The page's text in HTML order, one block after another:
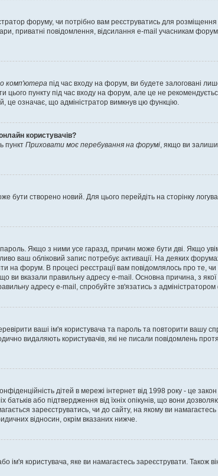
форуму, чи потрібно вам реєструватись для
приватні повідомлення, відсилання e-mail учасникам
комп'ютера під час входу на форум, ви будете залоговані
пункту під час входу на форум, але це не
це означає, що адміністратор вимкнув цю функцію.
користувачів?
пункт Приховати моє перебування на форумі, якщо ви
бути створено новий. Для цього перейдіть на сторінку
Якщо з ними усе гаразд, причин може бути дві. Якщо
ваш обліковий запис потребує активації. На деяких
на форум. В процесі реєстрації вам повідомлялось про
ви вказали правильну адресу e-mail. Основна причина, з
адресу e-mail, спробуйте зв'язатись з
ваші ім'я користувача та пароль та повторити вашу
видаляють користувачів, які не писали повідомлень
дітей в мережі інтернет від 1998 року - це
батьків або підтвердження від їхніх опікунів, що вони
зареєструватись, чи до сайту, на якому ви
відносин, окрім вказаних нижче.
користувача, яке ви намагаєтесь зареєструвати. Також